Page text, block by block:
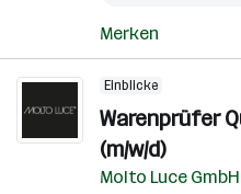
Merken
Einblicke
Warenprüfer
(m/w/d)
Molto Luce GmbH